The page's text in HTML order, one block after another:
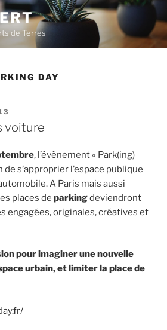
de Terres
DAY
voiture
, l’évènement « Park(ing)
de s’approprier l’espace publique
A Paris mais aussi
places de parkingdeviendront
engagées, originales, créatives et
pour imaginer une nouvelle
urbain, et limiter la place de